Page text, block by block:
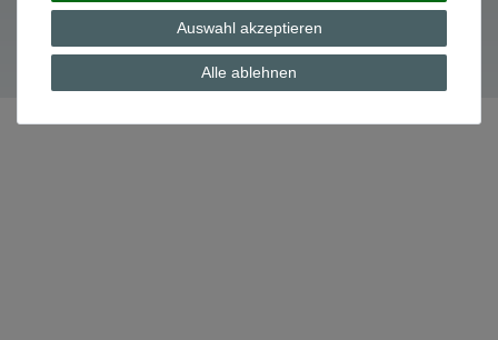
© Copyright 2026 | Alle Rechte vorbehalten.
Auswahl akzeptieren
Alle ablehnen